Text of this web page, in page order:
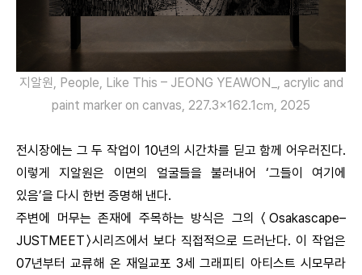
지알원, People, Like This – JEONG YEAWON_, acrylic and
paint marker on canvas, 227.3×162.1㎝, 2025
전시장에는 그 두 작업이 10년의 시간차를 딛고 함께 어우러진다.
이렇게 지알원은 이면의 얼굴들을 불러내어 ‘그들이 여기에
있음’을 다시 한번 증명해 낸다.
주변에 머무는 존재에 주목하는 방식은 그의 〈Osakascape–
JUSTMEET〉시리즈에서 보다 직접적으로 드러난다. 이 작업은
07년부터 교류해 온 재일교포 3세 그래피티 아티스트 시모무라